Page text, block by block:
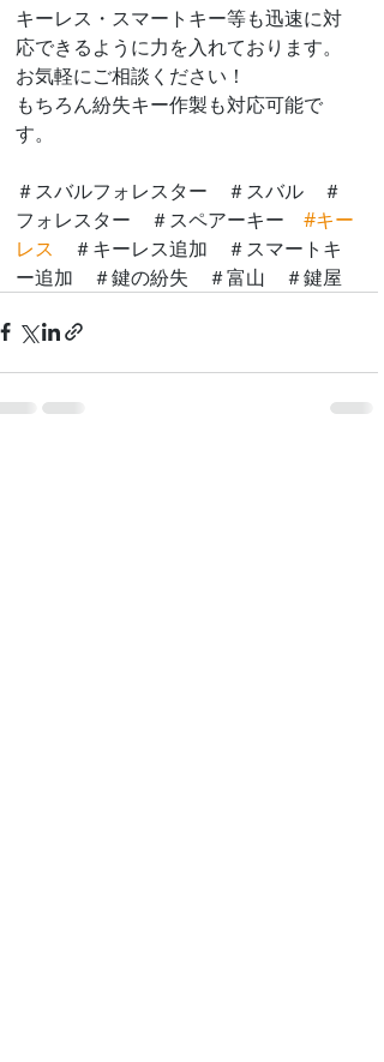
キーレス・スマートキー等も迅速に対
応できるように力を入れております。
お気軽にご相談ください！
もちろん紛失キー作製も対応可能で
す。
＃スバルフォレスター　＃スバル　＃
フォレスター　＃スペアーキー #キー
レス ＃キーレス追加　＃スマートキ
ー追加　＃鍵の紛失　＃富山　＃鍵屋